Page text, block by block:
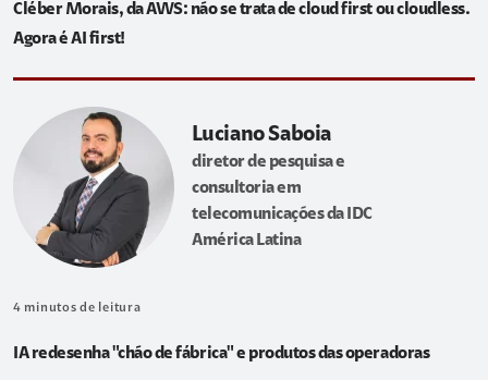
Cléber Morais, da AWS: não se trata de cloud first ou cloudless.
Agora é AI first!
Luciano Saboia
diretor de pesquisa e
consultoria em
telecomunicações da IDC
América Latina
4 minutos de leitura
IA redesenha "chão de fábrica" e produtos das operadoras